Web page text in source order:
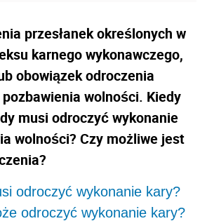
przesłanek określonych w
karnego wykonawczego,
obowiązek odroczenia
wolności. Kiedy
musi odroczyć wykonanie
wolności? Czy możliwe jest
odroczyć wykonanie kary?
odroczyć wykonanie kary?